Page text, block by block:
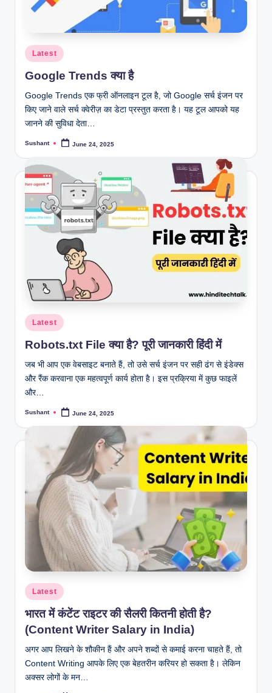
Posted
in
Latest
Google Trends क्या है
Google Trends एक फ्री ऑनलाइन टूल है, जो Google सर्च इंजन पर
किए जाने वाले सर्च क्वेरीज़ का डेटा प्रस्तुत करता है। यह टूल आपको यह
जानने की सुविधा देता…
Posted
Sushant June 24, 2025
Posted
in
Latest
Robots.txt File क्या है? पूरी जानकारी हिंदी में
जब भी आप एक वेबसाइट बनाते हैं, तो उसे सर्च इंजन पर सही ढंग से इंडेक्स
और रैंक करवाना एक महत्वपूर्ण कार्य होता है। इस प्रक्रिया में कुछ फाइलें
और…
Posted
Sushant June 24, 2025
Posted
in
Latest
भारत में कंटेंट राइटर की सैलरी कितनी होती है?
(Content Writer Salary in India)
अगर आप लिखने के शौकीन हैं और अपने शब्दों से कमाई करना चाहते हैं, तो
Content Writing आपके लिए एक बेहतरीन करियर हो सकता है। लेकिन
अक्सर लोगों के मन…